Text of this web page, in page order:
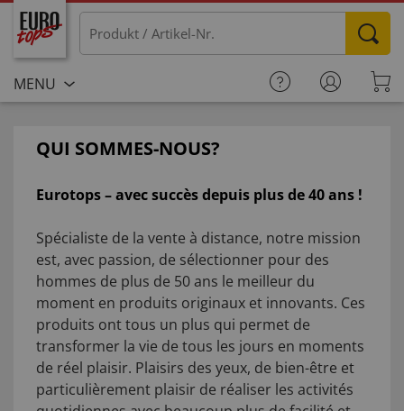
MENU
QUI SOMMES-NOUS?
Eurotops – avec succès depuis plus de 40 ans !
Spécialiste de la vente à distance, notre mission
est, avec passion, de sélectionner pour des
hommes de plus de 50 ans le meilleur du
moment en produits originaux et innovants. Ces
produits ont tous un plus qui permet de
transformer la vie de tous les jours en moments
de réel plaisir. Plaisirs des yeux, de bien-être et
particulièrement plaisir de réaliser les activités